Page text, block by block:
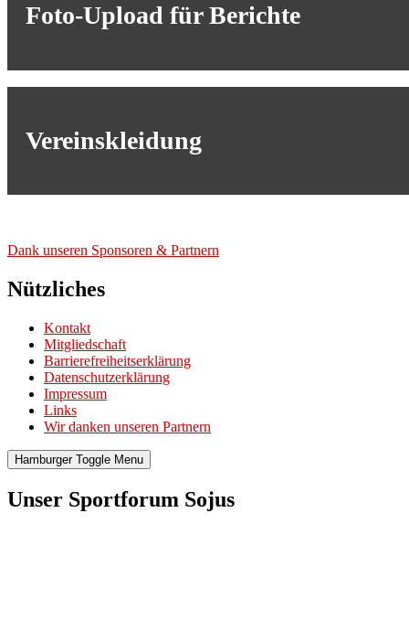
Foto-Upload für Berichte
Vereinskleidung
Dank unse­ren Spon­so­ren & Part­nern
Nützliches
Kontakt
Mitgliedschaft
Barrierefreiheitserklärung
Datenschutzerklärung
Impressum
Links
Wir danken unseren Partnern
Hamburger Toggle Menu
Unser Sportforum Sojus